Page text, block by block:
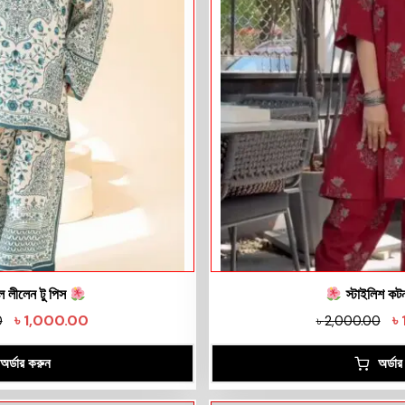
লীলেন টু পিস
৳1,000.00
অর্ডার করুন
স্টাইলিশ
৳2,000.00 ৳